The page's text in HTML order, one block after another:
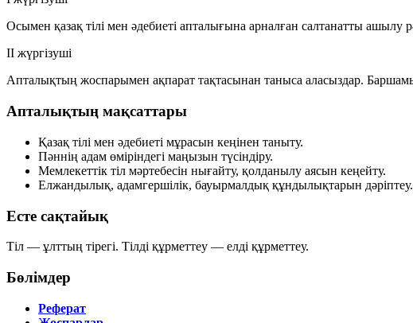
Осымен қазақ тілі мен әдебиеті апталығына арналған салтанатты ашылу
ІІ жүргізуші
Апталықтың жоспарымен ақпарат тақтасынан таныса аласыздар.
Апталықтың мақсаттары
Қазақ тілі мен әдебиеті мұрасын кеңінен таныту.
Пәннің адам өміріндегі маңызын түсіндіру.
Мемлекеттік тіл мәртебесін нығайту, қолданылу аясын кеңейту.
Елжандылық, адамгершілік, бауырмалдық құндылықтарын дәріптеу.
Есте сақтайық
Тіл — ұлттың тірегі. Тілді құрметтеу — елді құрметтеу.
Бөлімдер
Реферат